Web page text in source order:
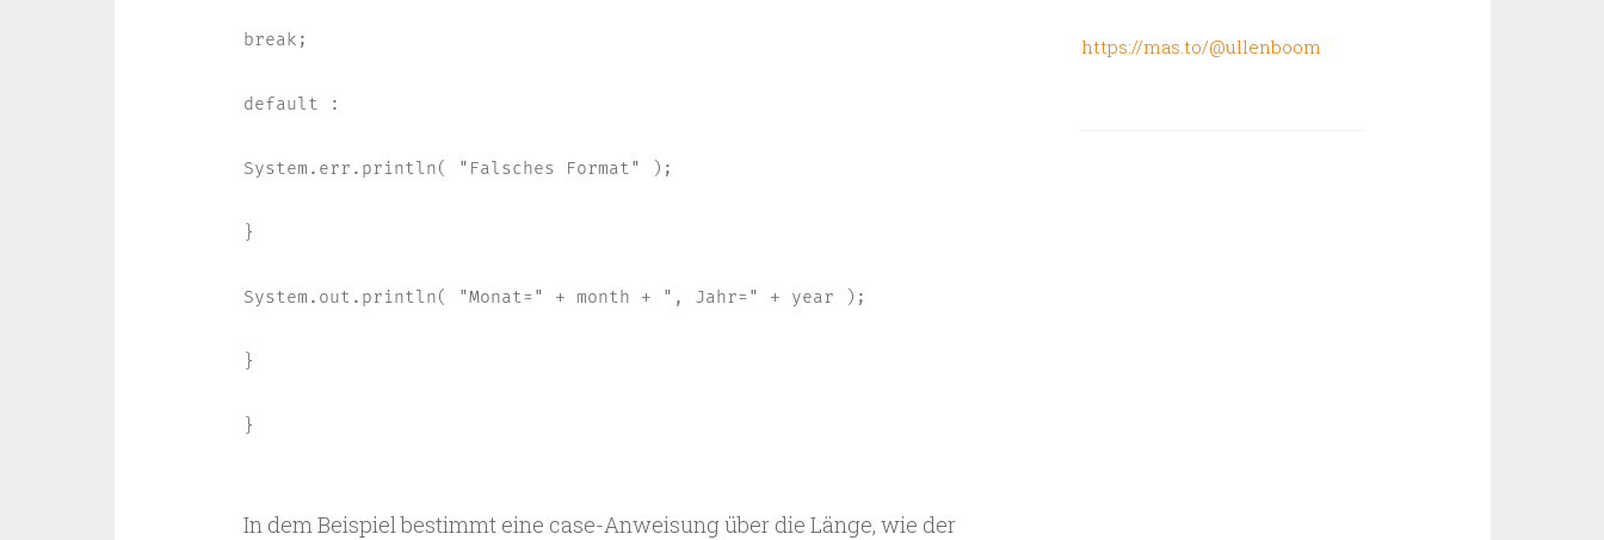
break;
default :
System.err.println( "Falsches Format" );
}
System.out.println( "Monat=" + month + ", Jahr=" + year );
}
}
In dem Beispiel bestimmt eine case-Anweisung über die Länge, wie der
https://mas.to/@ullenboom